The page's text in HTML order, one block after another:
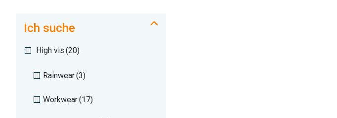
Ich suche
High vis (20)
Rainwear(3)
Workwear(17)